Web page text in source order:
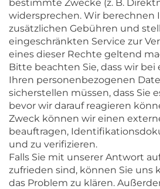
bestimmte Zwecke (z. B.
widersprechen. Wir berechnen
zusätzlichen Gebühren und
eingeschränkten Service zur
eines dieser Rechte geltend
Bitte beachten Sie, dass wir bei
Ihren personenbezogenen
sicherstellen müssen, dass Sie
bevor wir darauf reagieren
Zweck können wir einen
beauftragen,
und zu verifizieren.
Falls Sie mit unserer Antwort
zufrieden sind, können Sie uns
das Problem zu klären.